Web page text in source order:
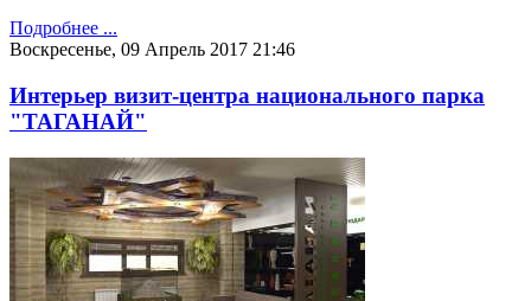
Подробнее ...
Воскресенье, 09 Апрель 2017 21:46
Интерьер визит-центра национального парка
"ТАГАНАЙ"